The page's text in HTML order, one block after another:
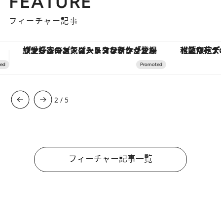
フィーチャー記事
新作が登場 【夏限定ディナーコース】旬を迎える稚鮎や花ズッキーニなどをイタリア・トスカーナの郷土料理の手法で満喫！ 【銀座で出合う最旬美
3 / 5
フィーチャー記事一覧